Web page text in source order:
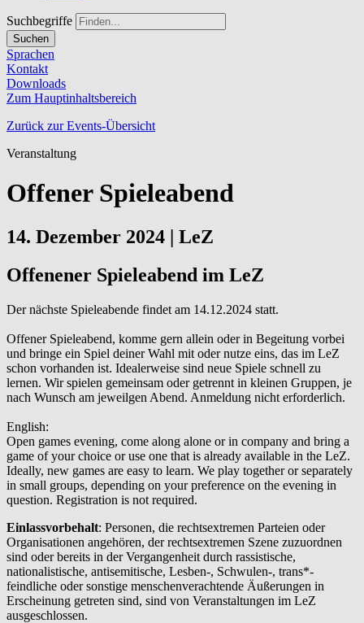
Suchbegriffe
Suchen
Sprachen
Kontakt
Downloads
Zum Hauptinhaltsbereich
Zurück zur Events-Übersicht
Veranstaltung
Offener Spieleabend
14. Dezember 2024 | LeZ
Offenener Spieleabend im LeZ
Der nächste Spieleabende findet am 14.12.2024 statt.
Offener Spieleabend, komme gern allein oder in Begeitung vorbei
und bringe ein Spiel deiner Wahl mit oder nutze eins, das im LeZ
schon vorhanden ist. Idealerweise sind neue Spiele schnell zu
lernen. Wir spielen gemeinsam oder getrennt in kleinen Gruppen, je
nach Wunsch am jeweilgen Abend. Anmeldung nicht erforderlich.
English:
Open games evening, come along alone or in company and bring a
game of your choice or use one that is already available in the LeZ.
Ideally, new games are easy to learn. We play together or separately
in small groups, depending on your preference on the evening in
question. Registration is not required.
Einlassvorbehalt: Personen, die rechtsextremen Parteien oder
Organisationen angehören, der rechtsextremen Szene zuzuordnen
sind oder bereits in der Vergangenheit durch rassistische,
nationalistische, antisemitische, Lesben-, Schwulen-, trans*-
feindliche oder sonstige menschenverachtende Äußerungen in
Erscheinung getreten sind, sind von Veranstaltungen im LeZ
ausgeschlossen.